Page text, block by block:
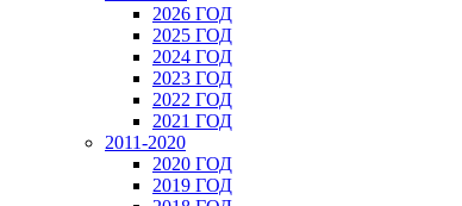
2026 ГОД
2025 ГОД
2024 ГОД
2023 ГОД
2022 ГОД
2021 ГОД
2011-2020
2020 ГОД
2019 ГОД